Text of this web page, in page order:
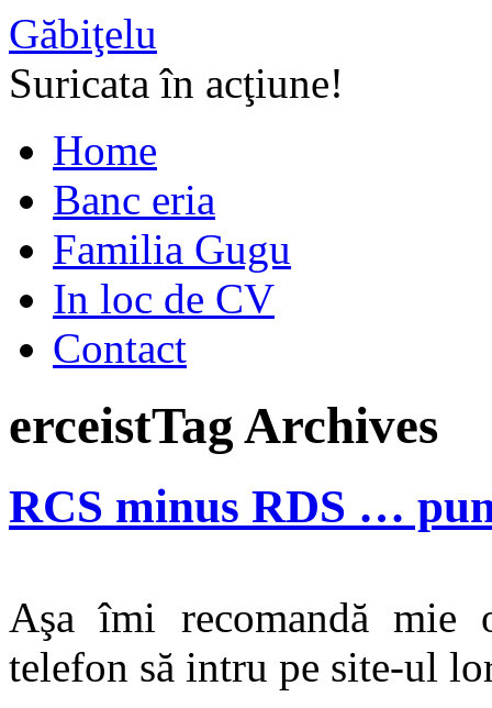
Găbiţelu
Suricata în acţiune!
Home
Banc eria
Familia Gugu
In loc de CV
Contact
erceistTag Archives
RCS minus RDS …
Aşa îmi recomandă mie
telefon să intru pe site-ul